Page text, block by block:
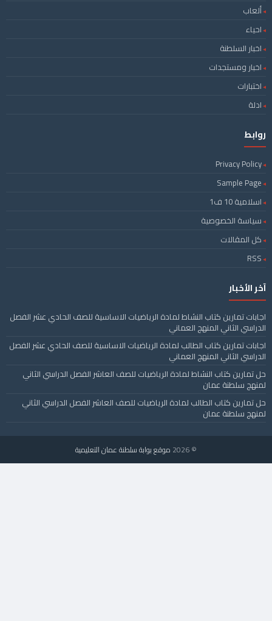
ألعاب
احياء
اخبار السلطنة
اخبار ومستجدات
اختبارات
ادلة
روابط
Privacy Policy
Sample Page
اسلامية 10 ف1
سياسة الخصوصية
كل المقالات
RSS
آخر الأخبار
اجابات تمارين كتاب النشاط لمادة الرياضيات الاساسية للصف الحادي عشر الفصل
الدراسي الثاني المنهج العماني
اجابات تمارين كتاب الطالب لمادة الرياضيات الاساسية للصف الحادي عشر الفصل
الدراسي الثاني المنهج العماني
حل تمارين كتاب النشاط لمادة الرياضيات للصف العاشر الفصل الدراسي الثاني
لمنهج سلطنة عمان
حل تمارين كتاب الطالب لمادة الرياضيات للصف العاشر الفصل الدراسي الثاني
لمنهج سلطنة عمان
© 2026 موقع بوابة سلطنة عمان التعليمية